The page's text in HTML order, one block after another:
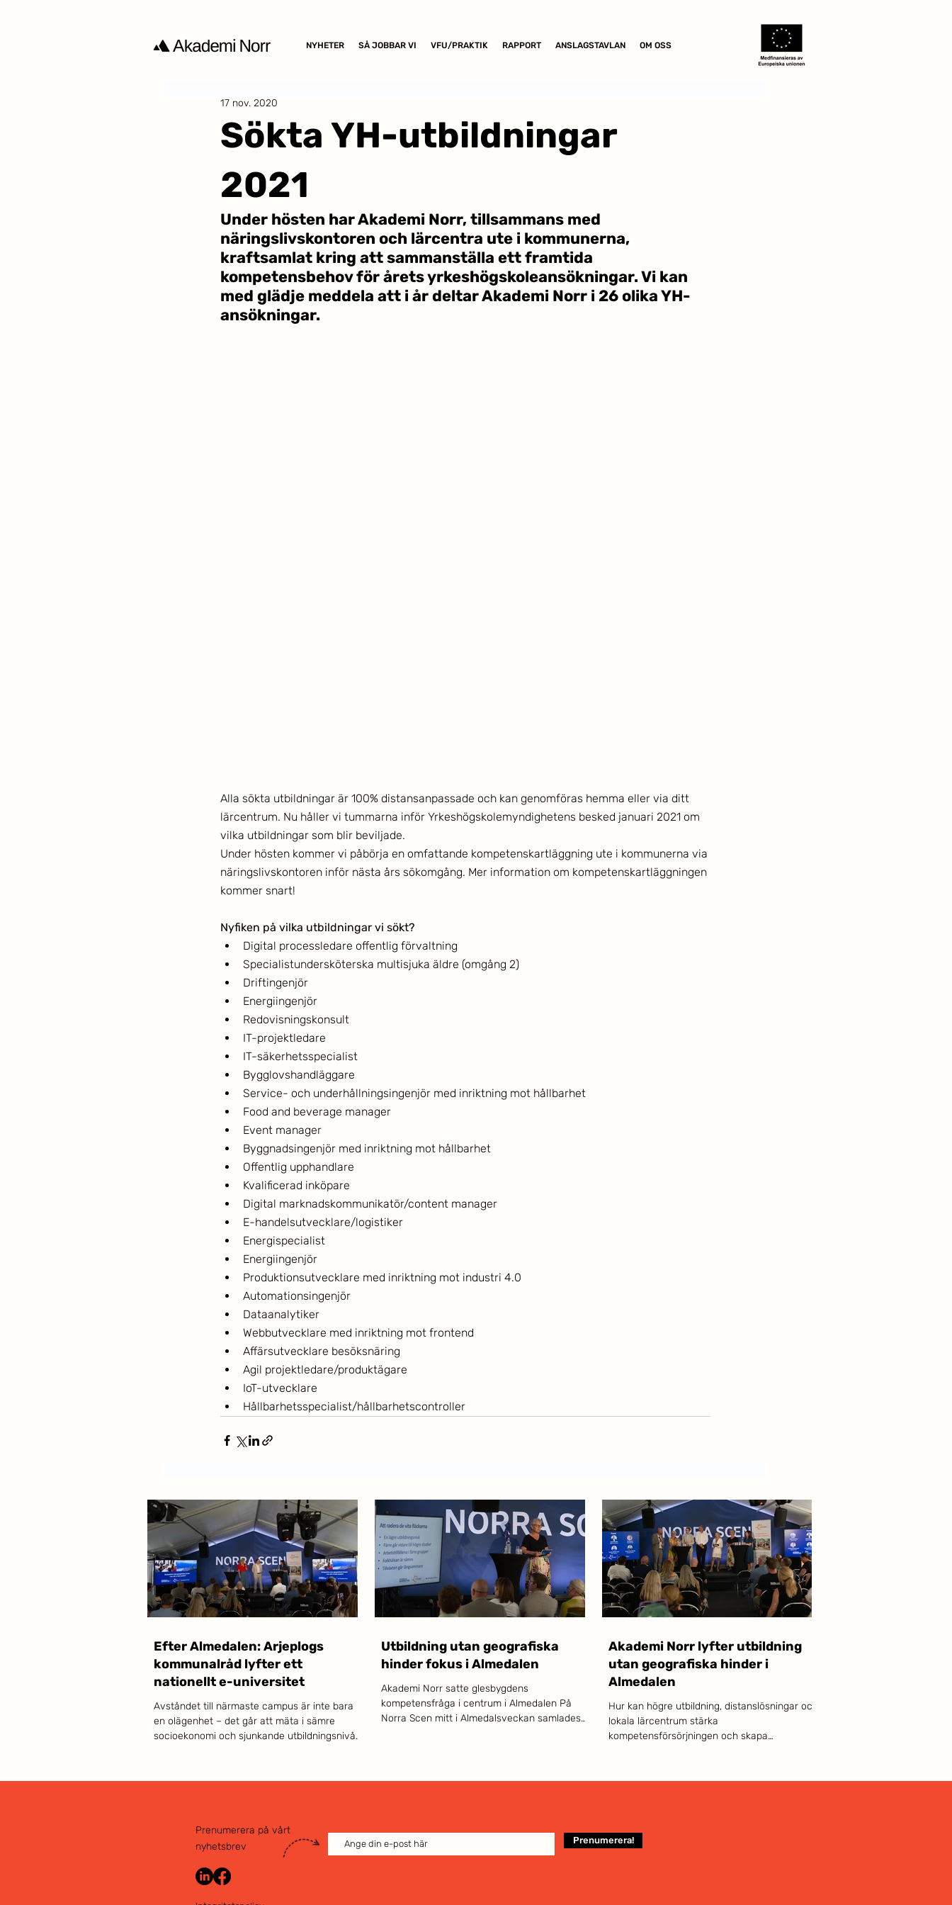
NYHETER SÅ JOBBAR VI VFU/PRAKTIK RAPPORT ANSLAGSTAVLAN OM OSS
Sökta YH-utbildningar
2021
17 nov. 2020
Under hösten har Akademi Norr, tillsammans med
näringslivskontoren och lärcentra ute i kommunerna,
kraftsamlat kring att sammanställa ett framtida
kompetensbehov för årets yrkeshögskoleansökningar. Vi kan
med glädje meddela att i år deltar Akademi Norr i 26 olika YH-
ansökningar.
Alla sökta utbildningar är 100% distansanpassade och kan genomföras hemma eller via ditt
lärcentrum. Nu håller vi tummarna inför Yrkeshögskolemyndighetens besked januari 2021 om
vilka utbildningar som blir beviljade.
Under hösten kommer vi påbörja en omfattande kompetenskartläggning ute i kommunerna via
näringslivskontoren inför nästa års sökomgång. Mer information om kompetenskartläggningen
kommer snart!
Nyfiken på vilka utbildningar vi sökt?
Digital processledare offentlig förvaltning
Specialistundersköterska multisjuka äldre (omgång 2)
Driftingenjör
Energiingenjör
Redovisningskonsult
IT-projektledare
IT-säkerhetsspecialist
Bygglovshandläggare
Service- och underhållningsingenjör med inriktning mot hållbarhet
Food and beverage manager
Event manager
Byggnadsingenjör med inriktning mot hållbarhet
Offentlig upphandlare
Kvalificerad inköpare
Digital marknadskommunikatör/content manager
E-handelsutvecklare/logistiker
Energispecialist
Energiingenjör
Produktionsutvecklare med inriktning mot industri 4.0
Automationsingenjör
Dataanalytiker
Webbutvecklare med inriktning mot frontend
Affärsutvecklare besöksnäring
Agil projektledare/produktägare
IoT-utvecklare
Hållbarhetsspecialist/hållbarhetscontroller
Efter Almedalen: Arjeplogs
kommunalråd lyfter ett
nationellt e-universitet
Avståndet till närmaste campus är inte bara
en olägenhet – det går att mäta i sämre
socioekonomi och sjunkande utbildningsnivå.
Dagens Samhälle lyfter ett nationellt digitalt
Kommunalförbund och Kompetensarena
Norrbotten samlade panelen på Norra Scen i
Almedalen var problembilden snabbt
etablerad: halva Sveriges vuxna
Utbildning utan geografiska
hinder fokus i Almedalen
Akademi Norr satte glesbygdens
kompetensfråga i centrum i Almedalen På
Norra Scen mitt i Almedalsveckan samlades
Det var Akademi Norr som, tillsammans med
Lapplands Komm
Akademi Norr lyfter utbildning
utan geografiska hinder i
Almedalen
Hur kan högre utbildning, distanslösningar och
lokala lärcentrum stärka
kompetensförsörjningen och skapa
centrum när Akademi Norr medverkar i
Prenumerera på vårt
nyhetsbrev
Prenumerera!